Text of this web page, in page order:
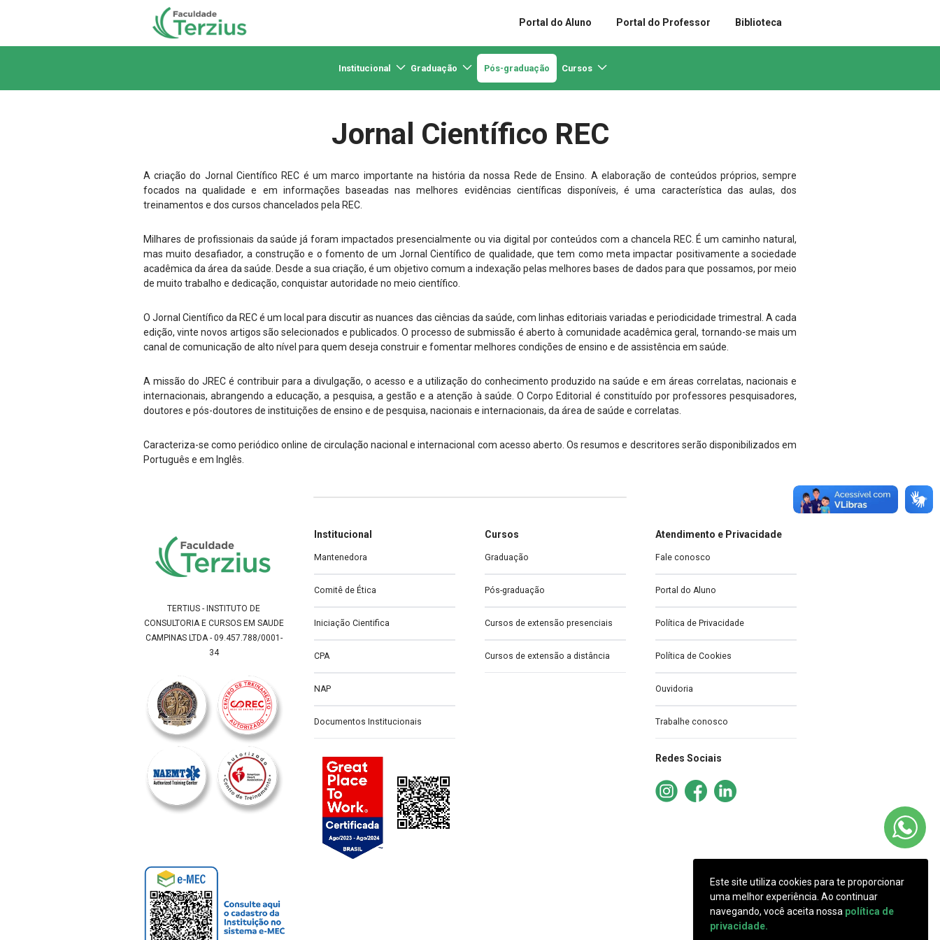
Portal do Aluno Portal do Professor Biblioteca
Institucional
Documentos
Graduação Pós-graduação Cursos
Jornal Científico REC
A criação do Jornal Científico REC é um marco importante na história da nossa Rede de Ensino. A elaboração de conteúdos próprios, sempre
focados na qualidade e em informações baseadas nas melhores evidências científicas disponíveis, é uma característica das aulas, dos
treinamentos e dos cursos chancelados pela REC.
Milhares de profissionais da saúde já foram impactados presencialmente ou via digital por conteúdos com a chancela REC. É um caminho natural,
mas muito desafiador, a construção e o fomento de um Jornal Científico de qualidade, que tem como meta impactar positivamente a sociedade
acadêmica da área da saúde. Desde a sua criação, é um objetivo comum a indexação pelas melhores bases de dados para que possamos, por meio
de muito trabalho e dedicação, conquistar autoridade no meio científico.
O Jornal Científico da REC é um local para discutir as nuances das ciências da saúde, com linhas editoriais variadas e periodicidade trimestral. A cada
edição, vinte novos artigos são selecionados e publicados. O processo de submissão é aberto à comunidade acadêmica geral, tornando-se mais um
canal de comunicação de alto nível para quem deseja construir e fomentar melhores condições de ensino e de assistência em saúde.
A missão do JREC é contribuir para a divulgação, o acesso e a utilização do conhecimento produzido na saúde e em áreas correlatas, nacionais e
internacionais, abrangendo a educação, a pesquisa, a gestão e a atenção à saúde. O Corpo Editorial é constituído por professores pesquisadores,
doutores e pós-doutores de instituições de ensino e de pesquisa, nacionais e internacionais, da área de saúde e correlatas.
Caracteriza-se como periódico online de circulação nacional e internacional com acesso aberto. Os resumos e descritores serão disponibilizados em
Português e em Inglês.
TERTIUS - INSTITUTO DE
CONSULTORIA E CURSOS EM SAUDE
CAMPINAS LTDA - 09.457.788/0001-
34
Institucional
Mantenedora
Comitê de Ética
Iniciação Cientifica
CPA
NAP
Documentos Institucionais
Cursos
Graduação
Pós-graduação
Cursos de extensão presenciais
Cursos de extensão a distância
Atendimento e Privacidade
Fale conosco
Portal do Aluno
Política de Privacidade
Política de Cookies
Ouvidoria
Trabalhe conosco
Redes Sociais
Este site utiliza cookies para te proporcionar
uma melhor experiência. Ao continuar
navegando, você aceita nossa política de
privacidade.